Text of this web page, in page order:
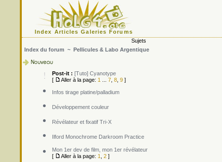
Index Articles Galeries Forums
Sujets
Index du forum ~ Pellicules & Labo Argentique
Post-it : [Tuto] Cyanotype
[
Aller à la page: 1 7 8 9 ]
Infos tirage platine/palladium
Développement couleur
Révélateur et fixatif Tri-X
Ilford Monochrome Darkroom Practice
Mon 1er dev de film, mon 1er révélateur
[
Aller à la page: 1 2 ]